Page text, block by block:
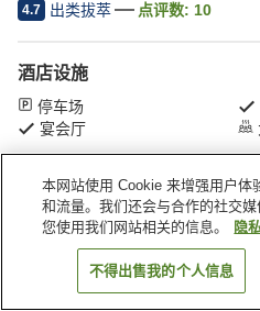
4.7 出类拔萃 点评数: 10
酒店设施
停车场
宴会厅
首页 日本 新潟县 新发田
搜索
本网站使用 Cookie 来增强用户体
和流量。我们还会与合作的社交
您使用我们网站相关的信息。
隐
不得出售我的个人信息